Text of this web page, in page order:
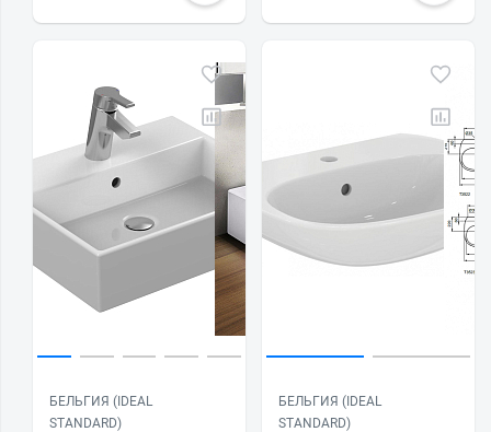
БЕЛЬГИЯ (IDEAL
STANDARD)
БЕЛЬГИЯ (IDEAL
STANDARD)